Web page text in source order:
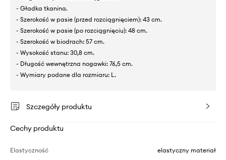
- Gładka tkanina.
- Szerokość w pasie (przed rozciągnięciem): 43 cm.
- Szerokość w pasie (po rozciągnięciu): 48 cm.
- Szerokość w biodrach: 57 cm.
- Wysokość stanu: 30,8 cm.
- Długość wewnętrzna nogawki: 76,5 cm.
- Wymiary podane dla rozmiaru: L.
Szczegóły produktu
Cechy produktu
Elastyczność elastyczny materiał